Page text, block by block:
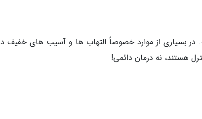
بسیاری از موارد خصوصاً التهاب ها و آسیب های خفیف
هستند، نه درمان دائمی!